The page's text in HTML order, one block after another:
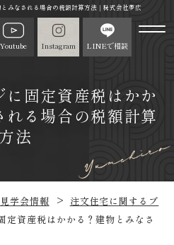
みなされる場合の税額計算方法｜株式会社夢広
Youtube Instagram LINEで相談
固定資産税はかか
れる場合の税額計算
方法
学会情報
注文住宅に関するブ
定資産税はかかる？建物とみなさ